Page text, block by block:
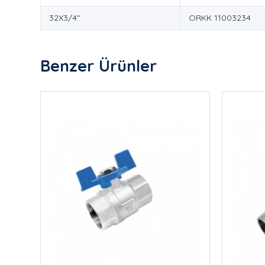
32X3/4" ORKK 11003234
Benzer Ürünler